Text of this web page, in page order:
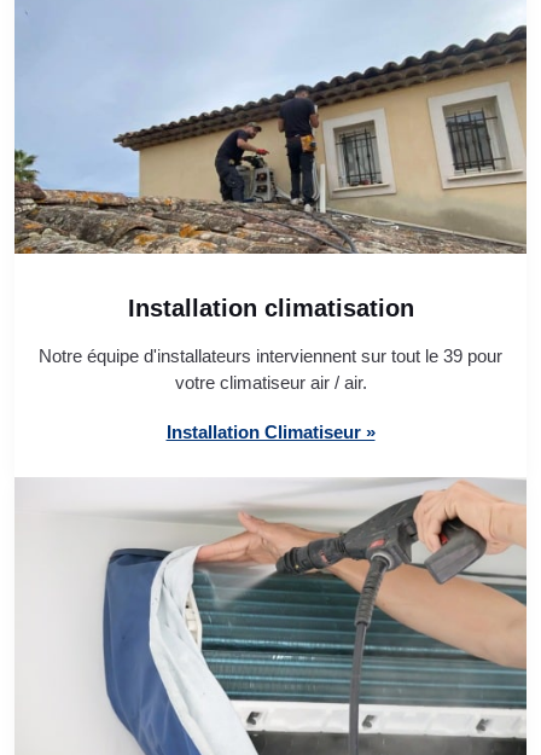
Installation climatisation
Notre équipe d'installateurs interviennent sur tout le 39 pour
votre climatiseur air / air.
Installation Climatiseur »